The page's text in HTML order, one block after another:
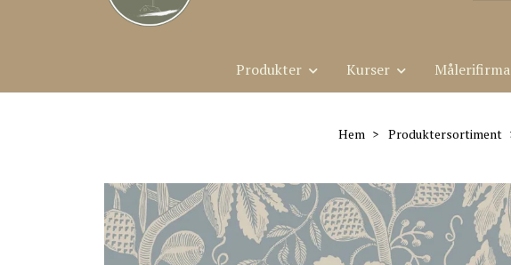
Produkter Kurser Målerifirma
Hem Produktersortiment